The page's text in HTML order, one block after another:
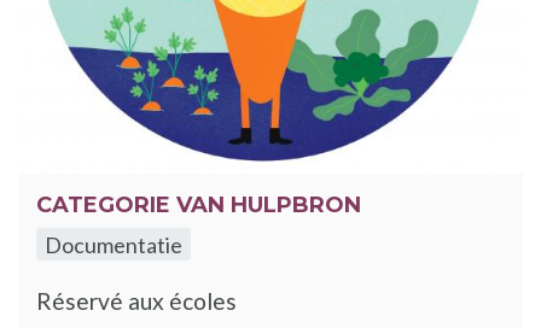
CATEGORIE VAN HULPBRON
Documentatie
Réservé aux écoles